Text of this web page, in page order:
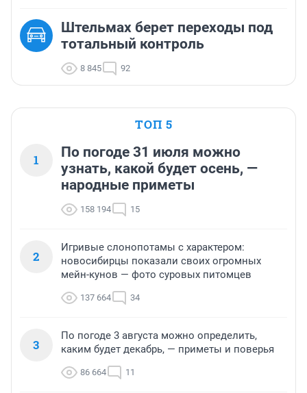
Штельмах берет переходы под
тотальный контроль
8 845 92
ТОП 5
1
По погоде 31 июля можно
узнать, какой будет осень, —
народные приметы
158 194 15
2
Игривые слонопотамы с характером:
новосибирцы показали своих огромных
мейн-кунов — фото суровых питомцев
137 664 34
3
По погоде 3 августа можно определить,
каким будет декабрь, — приметы и поверья
86 664 11